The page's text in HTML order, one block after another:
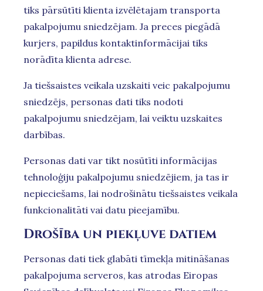
tiks pārsūtīti klienta izvēlētajam transporta
pakalpojumu sniedzējam. Ja preces piegādā
kurjers, papildus kontaktinformācijai tiks
norādīta klienta adrese.
Ja tiešsaistes veikala uzskaiti veic pakalpojumu
sniedzējs, personas dati tiks nodoti
pakalpojumu sniedzējam, lai veiktu uzskaites
darbības.
Personas dati var tikt nosūtīti informācijas
tehnoloģiju pakalpojumu sniedzējiem, ja tas ir
nepieciešams, lai nodrošinātu tiešsaistes veikala
funkcionalitāti vai datu pieejamību.
Drošība un piekļuve datiem
Personas dati tiek glabāti tīmekļa mitināšanas
pakalpojuma serveros, kas atrodas Eiropas